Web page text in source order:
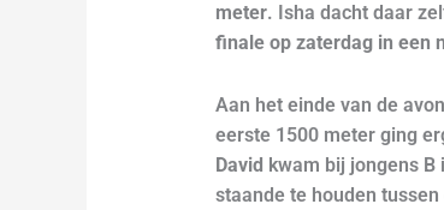
meter. Isha dacht daar
finale op zaterdag in een
Aan het einde van de
eerste 1500 meter ging
David kwam bij jongens
staande te houden